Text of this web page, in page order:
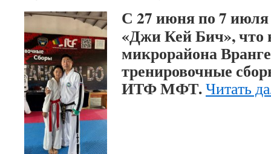
С 27 июня по 7 июля
«Джи Кей Бич», что
микрорайона
тренировочные
ИТФ МФТ.Читать